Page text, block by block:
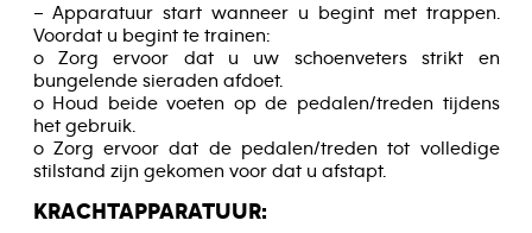
– Apparatuur start wanneer u begint met trappen.
Voordat u begint te trainen:
o Zorg ervoor dat u uw schoenveters strikt en
bungelende sieraden afdoet.
o Houd beide voeten op de pedalen/treden tijdens
het gebruik.
o Zorg ervoor dat de pedalen/treden tot volledige
stilstand zijn gekomen voor dat u afstapt.
KRACHTAPPARATUUR: